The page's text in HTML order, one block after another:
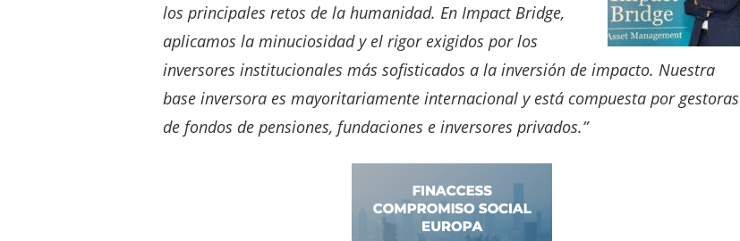
los principales retos de la humanidad. En Impact Bridge,
aplicamos la minuciosidad y el rigor exigidos por los
inversores institucionales más sofisticados a la inversión de impacto. Nuestra
base inversora es mayoritariamente internacional y está compuesta por gestoras
de fondos de pensiones, fundaciones e inversores privados.”